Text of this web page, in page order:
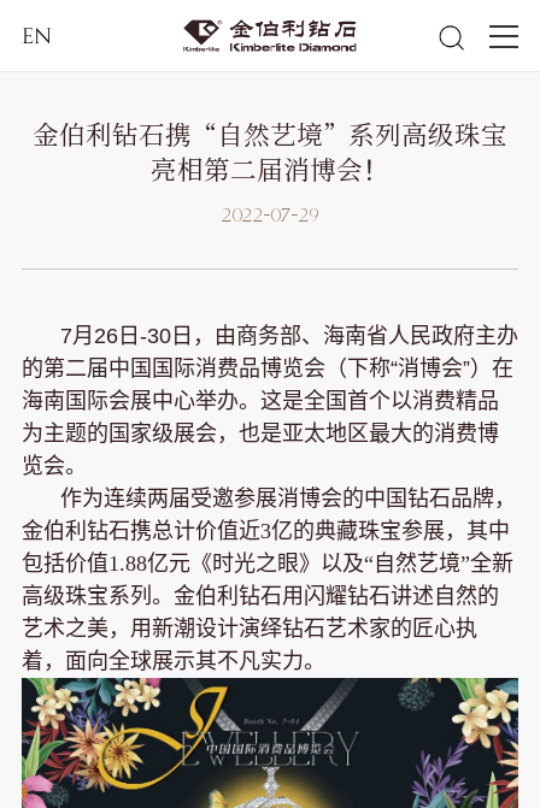
EN
金伯利钻石携“自然艺境”系列高级珠宝
亮相第二届消博会！
2022-07-29
7月26日-30日，由商务部、海南省人民政府主办
的第二届中国国际消费品博览会（下称“消博会”）在
海南国际会展中心举办。 这是全国首个以消费精品
为主题的国家级展会，也是亚太地区最大的消费博
览会。
作为连续两届受邀参展消博会的中国钻石品牌，
金伯利钻石携总计价值近3亿的典藏珠宝参展，其中
包括价值1.88亿元《时光之眼》以及“自然艺境”全新
高级珠宝系列。金伯利钻石用闪耀钻石讲述自然的
艺术之美，用新潮设计演绎钻石艺术家的匠心执
着，面向全球展示其不凡实力。